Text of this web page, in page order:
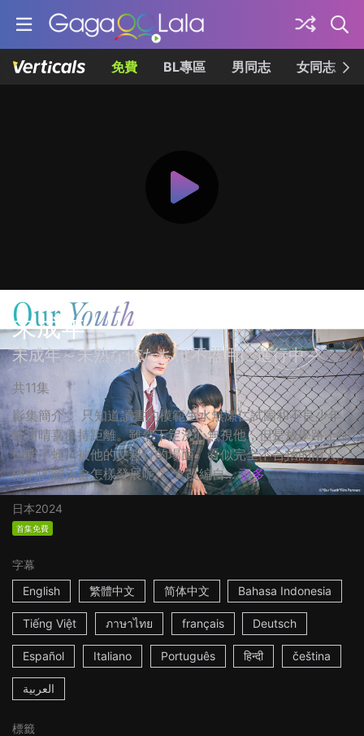
免費 BL專區 男同志 女同志
未成年
未成年～未熟な俺たちは不器用に進行中～
共11集
影集簡介： 只知道讀書的模範生水無瀬仁試圖和不良少年
蛭川晴喜保持距離。雖然下定決心無視他，但是放學路上卻
目睹了蛭川被他的父親打的場面。看似完全不合拍的兩人，
他們的關係會怎樣發展呢？ ☆改編自... 更多
日本2024
首集免費
字幕
English
繁體中文 简体中文 Bahasa Indonesia
Tiếng Việt ภาษาไทย français Deutsch
Español Italiano Português हिन्दी čeština
العربية
標籤